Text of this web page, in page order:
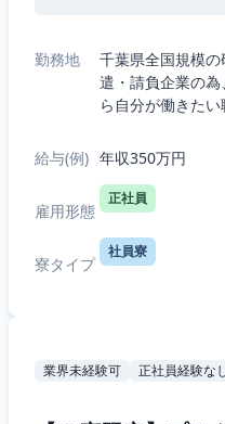
勤務地
千葉県全国規模
遣・請負企業の
ら自分が働きた
R&D（化学生物系
給与(例) 年収350万円
雇用形態
正社員
寮タイプ
社員寮
業界未経験可 正社員経験な